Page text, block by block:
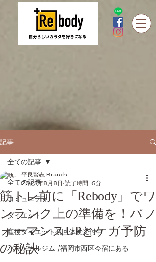
記事
全ての記事
コミュニティ
ダイエット
産後ダイエット初回体験受付中
パーソナルジム /福岡市西区今宿にある
全ての記事
筋トレ前に「Rebody」でワ
ンランク上の準備を！パフ
ォーマンスUPとケガ予防
の秘訣
平良賢志 Branch
2025年8月8日 読了時間: 6分